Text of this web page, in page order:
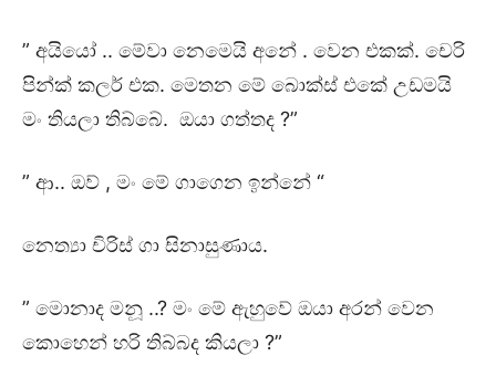
” අයියෝ .. මේවා නෙමෙයි අනේ . වෙන එකක්. චෙරි
පින්ක් කලර් එක. මෙතන මේ බොක්ස් එකේ උඩමයි
මං තියලා තිබ්බේ. ඔයා ගත්තද ?”
” ආ.. ඔව් , මං මේ ගාගෙන ඉන්නේ “
නෙත්‍යා චිරිස් ගා සිනාසුණාය.
” මොනාද මනූ ..? මං මේ ඇහුවේ ඔයා අරන් වෙන
කොහෙන් හරි තිබ්බද කියලා ?”